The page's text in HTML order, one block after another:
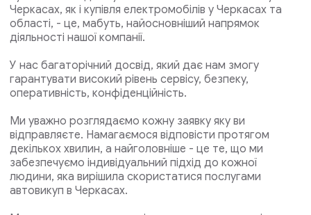
Черкасах, як і купівля електромобілів у Черкасах та
області, - це, мабуть, найосновніший напрямок
діяльності нашої компанії.
У нас багаторічний досвід, який дає нам змогу
гарантувати високий рівень сервісу, безпеку,
оперативність, конфіденційність.
Ми уважно розглядаємо кожну заявку яку ви
відправляєте. Намагаємося відповісти протягом
декількох хвилин, а найголовніше - це те, що ми
забезпечуємо індивідуальний підхід до кожної
людини, яка вирішила скористатися послугами
автовикуп в Черкасах.